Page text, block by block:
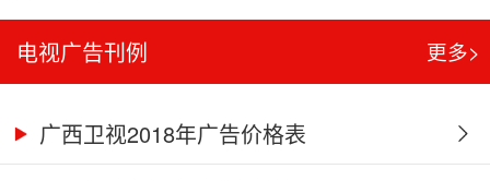
电视广告刊例 更多>
广西卫视2018年广告价格表